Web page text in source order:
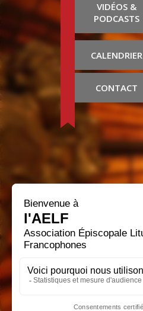
VIDÉOS &
PODCASTS
CALENDRIER
CONTACT